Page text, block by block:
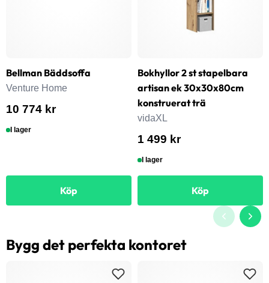
Bellman Bäddsoffa
Venture Home
10 774 kr
I lager
Köp
Bokhyllor 2 st stapelbara
artisan ek 30x30x80cm
konstruerat trä
vidaXL
1 499 kr
I lager
Köp
Bygg det perfekta kontoret